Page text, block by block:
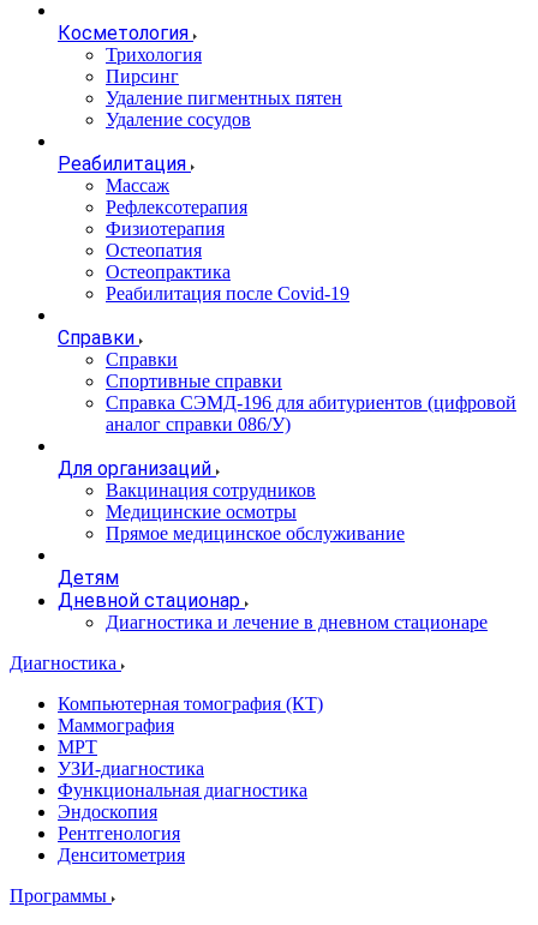
Косметология
Трихология
Пирсинг
Удаление пигментных пятен
Удаление сосудов
Реабилитация
Массаж
Рефлексотерапия
Физиотерапия
Остеопатия
Остеопрактика
Реабилитация после Covid-19
Справки
Справки
Спортивные справки
Справка СЭМД‑196 для абитуриентов (цифровой
аналог справки 086/У)
Для организаций
Вакцинация сотрудников
Медицинские осмотры
Прямое медицинское обслуживание
Детям
Дневной стационар
Диагностика и лечение в дневном стационаре
Диагностика
Компьютерная томография (КТ)
Маммография
МРТ
УЗИ-диагностика
Функциональная диагностика
Эндоскопия
Рентгенология
Денситометрия
Программы